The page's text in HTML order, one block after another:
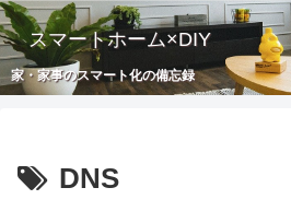
スマートホーム×DIY
家・家事のスマート化の備忘録
DNS